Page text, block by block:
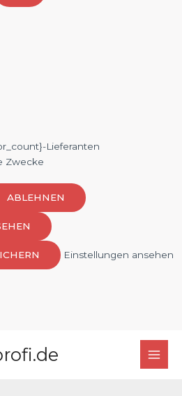
Lieferanten
Zwecke
ABLEHNEN
Einstellungen ansehen